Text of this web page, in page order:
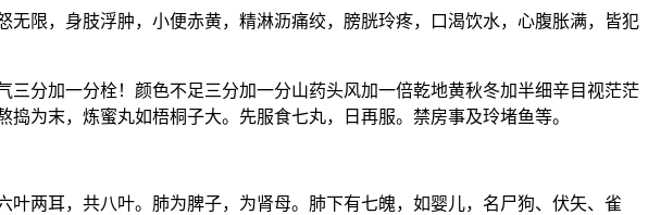
限，身肢浮肿，小便赤黄，精淋沥痛绞，膀胱玲疼，口渴饮水，心腹胀满，皆犯
分加一分栓！颜色不足三分加一分山药头风加一倍乾地黄秋冬加半细辛目视茫茫
为末，炼蜜丸如梧桐子大。先服食七丸，日再服。禁房事及玲堵鱼等。
两耳，共八叶。肺为脾子，为肾母。肺下有七魄，如婴儿，名尸狗、伏矢、雀